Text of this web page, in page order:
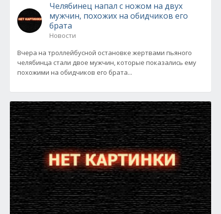
Челябинец напал с ножом на двух
мужчин, похожих на обидчиков его
брата
Новости
Вчера на троллейбусной остановке жертвами пьяного
челябинца стали двое мужчин, которые показались ему
похожими на обидчиков его брата...